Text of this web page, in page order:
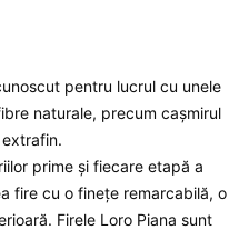
pentru lucrul cu unele
naturale, precum cașmirul
prime și fiecare etapă a
fire cu o finețe remarcabilă, o
Firele Loro Piana sunt